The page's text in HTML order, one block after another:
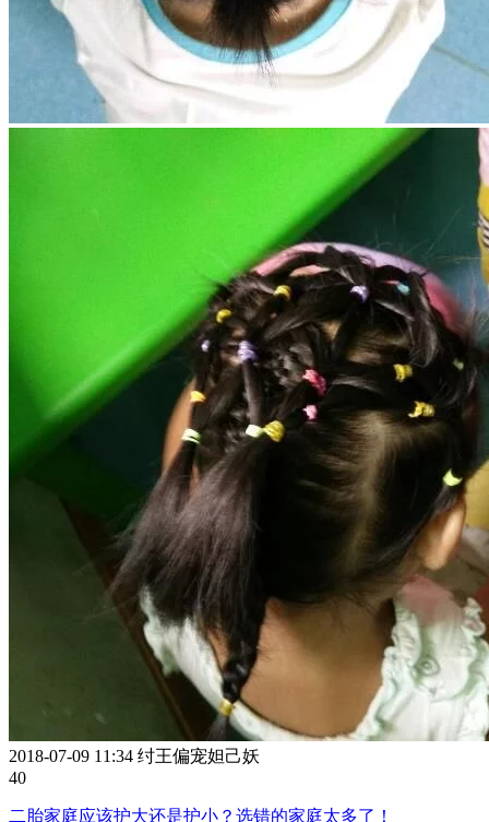
2018-07-09 11:34 纣王偏宠妲己妖
40
二胎家庭应该护大还是护小？选错的家庭太多了！